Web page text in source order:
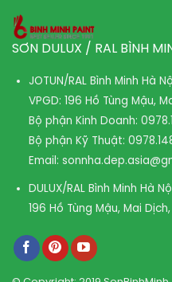
SƠN DULUX / RAL BÌNH
JOTUN/RAL Bình Minh Hà
VPGD: 196 Hồ Tùng Mậu,
Bộ phận Kinh Doanh:
Bộ phận Kỹ Thuật:
Email:
DULUX/RAL Bình Minh Hà
196 Hồ Tùng Mậu, Mai